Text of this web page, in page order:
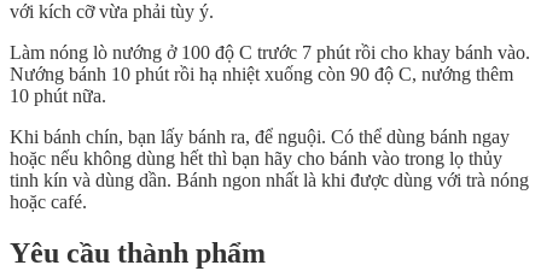
với kích cỡ vừa phải tùy ý.
Làm nóng lò nướng ở 100 độ C trước 7 phút rồi cho khay bánh vào.
Nướng bánh 10 phút rồi hạ nhiệt xuống còn 90 độ C, nướng thêm
10 phút nữa.
Khi bánh chín, bạn lấy bánh ra, để nguội. Có thể dùng bánh ngay
hoặc nếu không dùng hết thì bạn hãy cho bánh vào trong lọ thủy
tinh kín và dùng dần. Bánh ngon nhất là khi được dùng với trà nóng
hoặc café.
Yêu cầu thành phẩm